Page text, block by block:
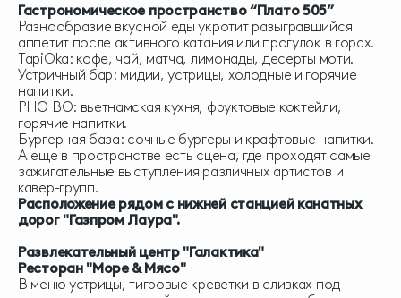
Гастрономическое пространство “Плато 505”
Разнообразие вкусной еды укротит разыгравшийся
аппетит после активного катания или прогулок в горах.
TapiOka: кофе, чай, матча, лимонады, десерты моти.
Устричный бар: мидии, устрицы, холодные и горячие
напитки.
PHO BO: вьетнамская кухня, фруктовые коктейли,
горячие напитки.
Бургерная база: сочные бургеры и крафтовые напитки.
А еще в пространстве есть сцена, где проходят самые
зажигательные выступления различных артистов и
кавер-групп.
Расположение рядом с нижней станцией канатных
дорог "Газпром Лаура".
Развлекательный центр "Галактика"
Ресторан "Море & Мясо"
В меню устрицы, тигровые креветки в сливках под